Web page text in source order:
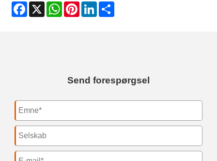
Facebook
X WhatsApp
PinterestLinkedIn
Send forespørgsel